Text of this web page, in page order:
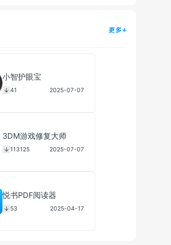
更多+
小智护眼宝
41 2025-07-07
3DM游戏修复大师
113125 2025-07-07
悦书PDF阅读器
53 2025-04-17